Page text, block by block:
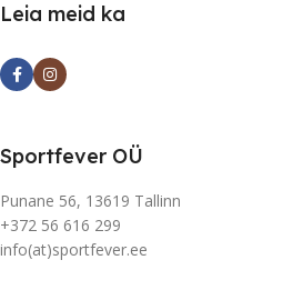
Leia meid ka
Sportfever OÜ
Punane 56, 13619 Tallinn
+372 56 616 299
info(at)sportfever.ee